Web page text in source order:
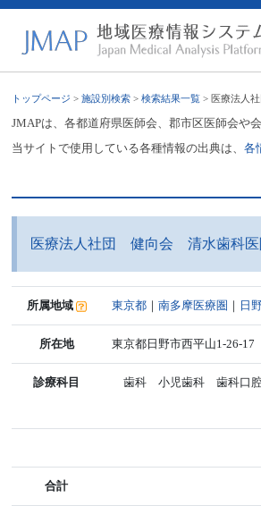
トップページ >施設別検索 >検索結果一覧 > 医療法人
JMAPは、各都道府県医師会、郡市区医師会や
当サイトで使用している各種情報の出典は、各
医療法人社団 健向会 清水歯科医
所属地域 東京都 ｜南多摩医療圏 ｜ 日
所在地 東京都日野市西平山1-26-17
診療科目 歯科 小児歯科 歯科口
合計